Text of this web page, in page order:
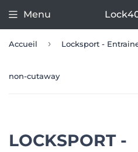
Menu
Accueil › Locksport -
non-cutaway
LOCKSPORT -